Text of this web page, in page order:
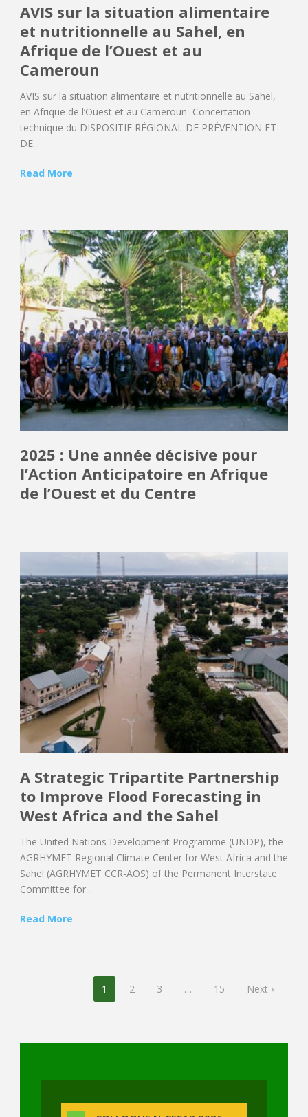
AVIS sur la situation alimentaire
et nutritionnelle au Sahel, en
Afrique de l’Ouest et au
Cameroun
AVIS sur la situation alimentaire et nutritionnelle au Sahel,
en Afrique de l’Ouest et au Cameroun Concertation
technique du DISPOSITIF RÉGIONAL DE PRÉVENTION ET
DE...
Read More
2025 : Une année décisive pour
l’Action Anticipatoire en Afrique
de l’Ouest et du Centre
A Strategic Tripartite Partnership
to Improve Flood Forecasting in
West Africa and the Sahel
The United Nations Development Programme (UNDP), the
AGRHYMET Regional Climate Center for West Africa and the
Sahel (AGRHYMET CCR-AOS) of the Permanent Interstate
Committee for...
Read More
1 2 3 … 15 Next ›